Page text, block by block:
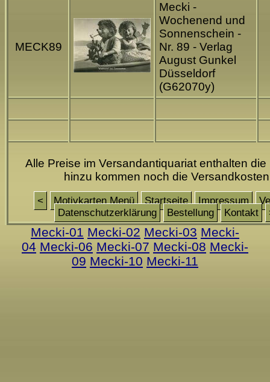
MECK89
Mecki -
Wochenend und
Sonnenschein -
Nr. 89 - Verlag
August Gunkel
Düsseldorf
(G62070y)
Alle Preise im Versandantiquariat enthalten die
hinzu kommen noch die Versandkosten
< Motivkarten Menü Startseite Impressum
Datenschutzerklärung
Bestellung Kontakt
Mecki-01 Mecki-02 Mecki-03 Mecki-
04 Mecki-06 Mecki-07 Mecki-08 Mecki-
09 Mecki-10 Mecki-11